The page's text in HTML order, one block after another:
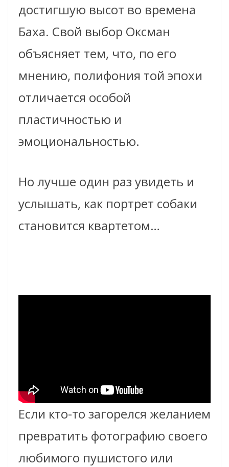
достигшую высот во времена
Баха. Свой выбор Оксман
объясняет тем, что, по его
мнению, полифония той эпохи
отличается особой
пластичностью и
эмоциональностью.
Но лучше один раз увидеть и
услышать, как портрет собаки
становится квартетом…
Если кто-то загорелся желанием
превратить фотографию своего
любимого пушистого или